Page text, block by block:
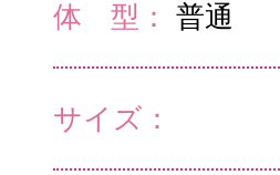
サイズ：
体 型： 普通